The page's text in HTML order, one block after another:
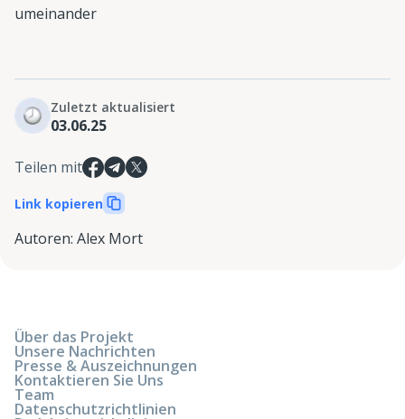
umeinander
Zuletzt aktualisiert
03.06.25
Teilen mit
Link kopieren
Autoren: Alex Mort
Über das Projekt
Unsere Nachrichten
Presse & Auszeichnungen
Kontaktieren Sie Uns
Team
Datenschutzrichtlinien